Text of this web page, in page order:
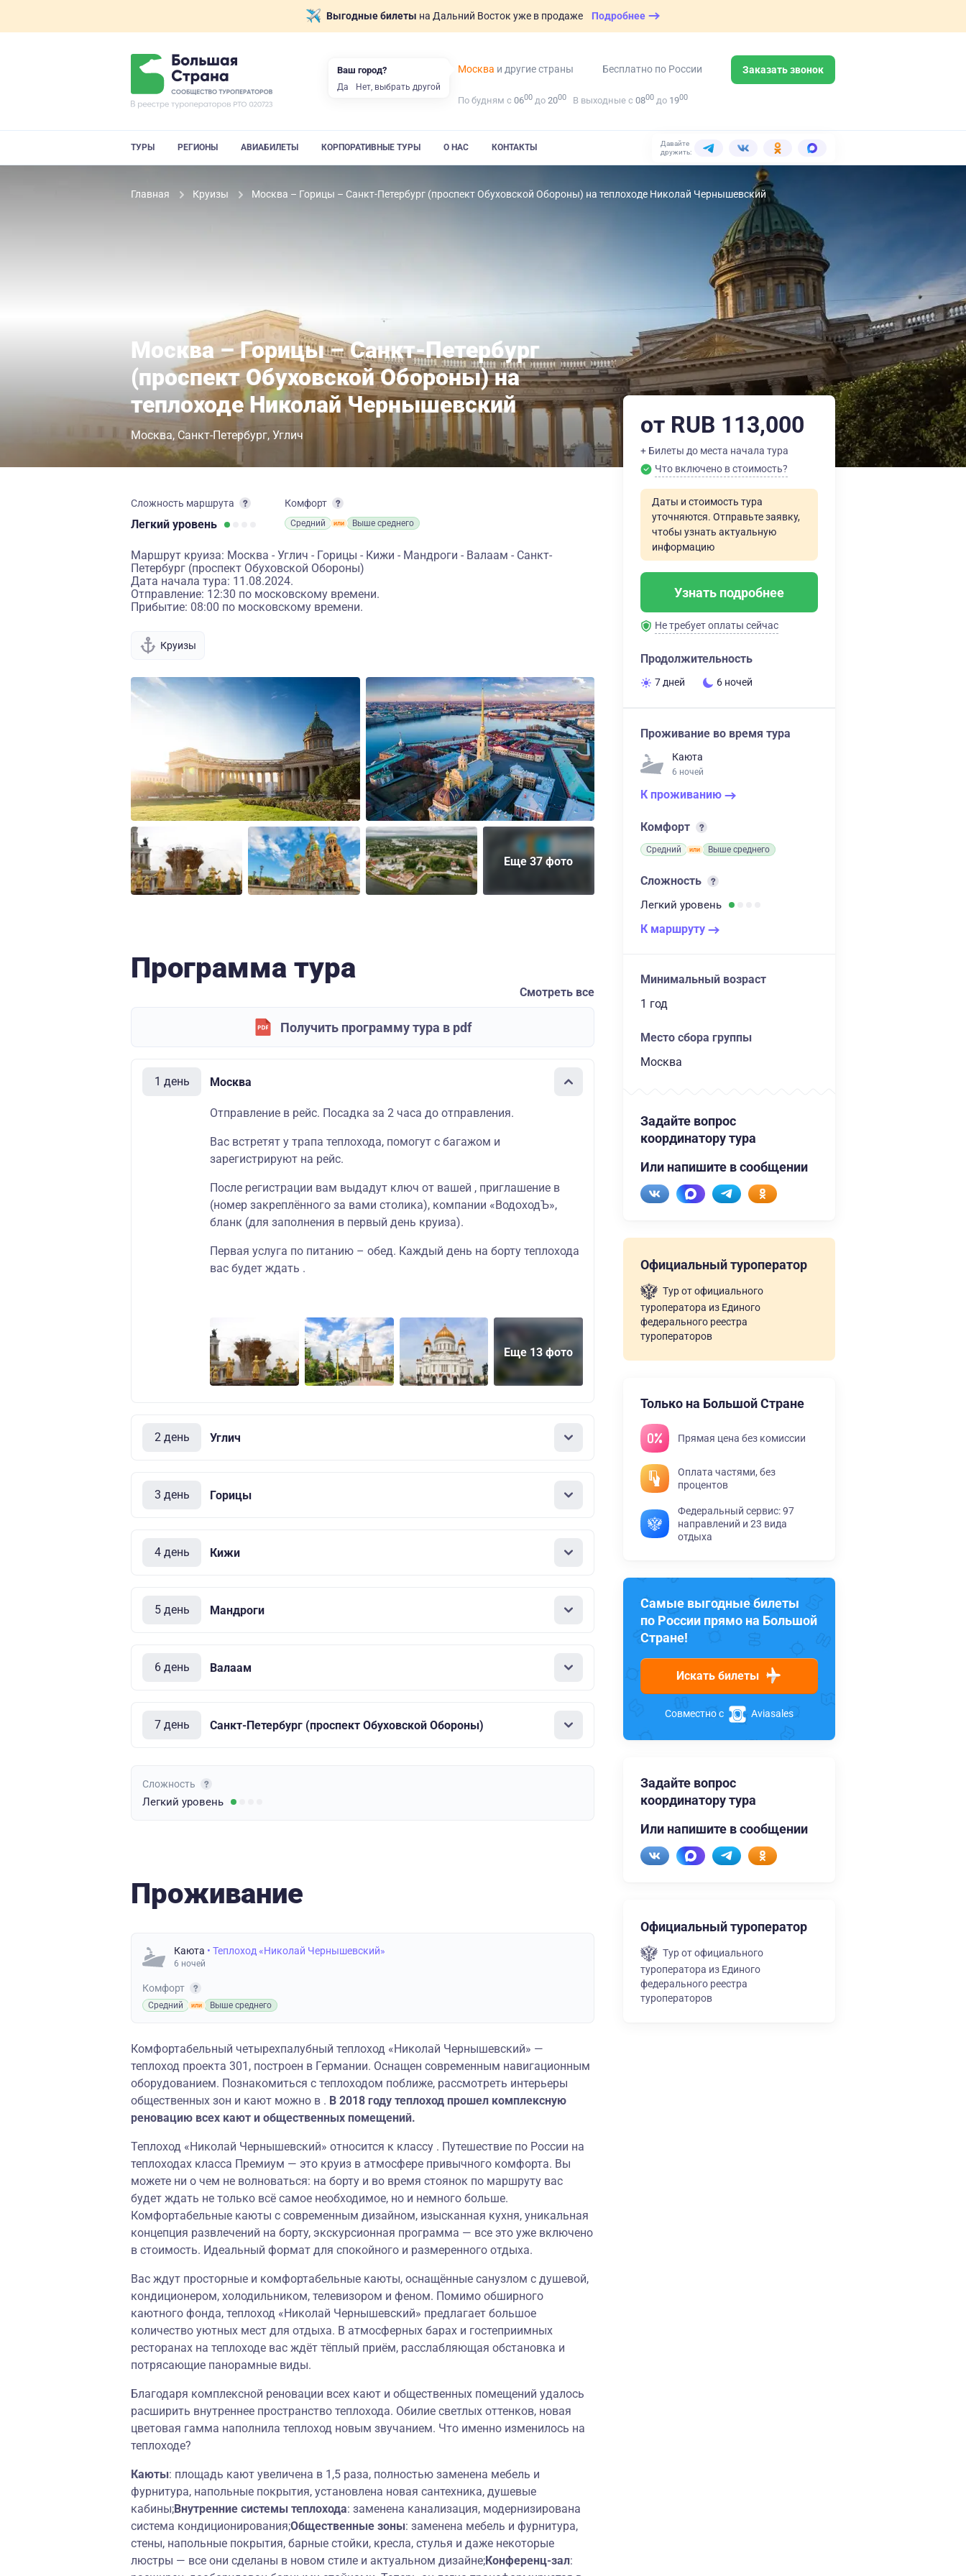
Выгодные билеты на Дальний Восток уже в продаже Подробнее
Москва и другие страны Бесплатно по России Заказать звонок
По будням с 0600 до 2000 В выходные с 0800 до 1900
ТУРЫ РЕГИОНЫ АВИАБИЛЕТЫ КОРПОРАТИВНЫЕ ТУРЫ О НАС КОНТАКТЫ
Давайте
дружить:
Главная Круизы Москва – Горицы – Санкт-Петербург (проспект Обуховской Обороны) на теплоходе Николай Чернышевский
Москва – Горицы – Санкт-Петербург
(проспект Обуховской Обороны) на
теплоходе Николай Чернышевский
Москва Санкт-Петербург Углич
Сложность маршрута
Легкий уровень
Комфорт
Средний Выше среднего
Маршрут круиза: Москва - Углич - Горицы - Кижи - Мандроги - Валаам - Санкт-
Петербург (проспект Обуховской Обороны)
Дата начала тура: 11.08.2024.
Отправление: 12:30 по московскому времени.
Прибытие: 08:00 по московскому времени.
Круизы
Еще 37 фото
Программа тура
Смотреть все
Получить программу тура в pdf
1 день Москва
Отправление в рейс. Посадка за 2 часа до отправления.
Вас встретят у трапа теплохода, помогут с багажом и
зарегистрируют на рейс.
После регистрации вам выдадут ключ от вашей , приглашение в
(номер закреплённого за вами столика), компании «ВодоходЪ»,
бланк (для заполнения в первый день круиза).
Первая услуга по питанию – обед. Каждый день на борту теплохода
вас будет ждать .
Еще 13 фото
2 день Углич
3 день Горицы
4 день Кижи
5 день Мандроги
6 день Валаам
7 день Санкт-Петербург (проспект Обуховской Обороны)
Сложность
Легкий уровень
Проживание
Каюта • Теплоход «Николай Чернышевский»
6 ночей
Комфорт
Средний Выше среднего
Комфортабельный четырехпалубный теплоход «Николай Чернышевский» —
теплоход проекта 301, построен в Германии. Оснащен современным навигационным
оборудованием. Познакомиться с теплоходом поближе, рассмотреть интерьеры
общественных зон и кают можно в . В 2018 году теплоход прошел комплексную
реновацию всех кают и общественных помещений.
Теплоход «Николай Чернышевский» относится к классу . Путешествие по России на
теплоходах класса Премиум — это круиз в атмосфере привычного комфорта. Вы
можете ни о чем не волноваться: на борту и во время стоянок по маршруту вас
будет ждать не только всё самое необходимое, но и немного больше.
Комфортабельные каюты с современным дизайном, изысканная кухня, уникальная
концепция развлечений на борту, экскурсионная программа — все это уже включено
в стоимость. Идеальный формат для спокойного и размеренного отдыха.
Вас ждут просторные и комфортабельные каюты, оснащённые санузлом с душевой,
кондиционером, холодильником, телевизором и феном. Помимо обширного
каютного фонда, теплоход «Николай Чернышевский» предлагает большое
количество уютных мест для отдыха. В атмосферных барах и гостеприимных
ресторанах на теплоходе вас ждёт тёплый приём, расслабляющая обстановка и
потрясающие панорамные виды.
Благодаря комплексной реновации всех кают и общественных помещений удалось
расширить внутреннее пространство теплохода. Обилие светлых оттенков, новая
цветовая гамма наполнила теплоход новым звучанием. Что именно изменилось на
теплоходе?
Каюты: площадь кают увеличена в 1,5 раза, полностью заменена мебель и
фурнитура, напольные покрытия, установлена новая сантехника, душевые
кабины;Внутренние системы теплохода: заменена канализация, модернизирована
система кондиционирования;Общественные зоны: заменена мебель и фурнитура,
стены, напольные покрытия, барные стойки, кресла, стулья и даже некоторые
люстры — все они сделаны в новом стиле и актуальном дизайне;Конференц-зал:
от RUB 113,000
+ Билеты до места начала тура
Что включено в стоимость?
Даты и стоимость тура
уточняются. Отправьте заявку,
чтобы узнать актуальную
информацию
Узнать подробнее
Не требует оплаты сейчас
Продолжительность
7 дней 6 ночей
Проживание во время тура
Каюта
6 ночей
К проживанию
Комфорт
Средний Выше среднего
Сложность
Легкий уровень
К маршруту
Минимальный возраст
1 год
Место сбора группы
Москва
Задайте вопрос
координатору тура
Или напишите в сообщении
Официальный туроператор
Тур от официального
туроператора из Единого
федерального реестра
туроператоров
Только на Большой Стране
Прямая цена без комиссии
Оплата частями, без
процентов
Федеральный сервис: 97
направлений и 23 вида
отдыха
Самые выгодные билеты
по России прямо на Большой
Стране!
Искать билеты
Совместно с Aviasales
Задайте вопрос
координатору тура
Или напишите в сообщении
Официальный туроператор
Тур от официального
туроператора из Единого
федерального реестра
туроператоров
Ваш город?
Да Нет, выбрать другой